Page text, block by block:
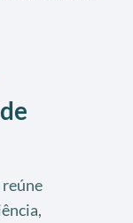
reúne